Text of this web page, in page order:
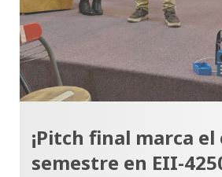
¡Pitch final marca
semestre en EII-